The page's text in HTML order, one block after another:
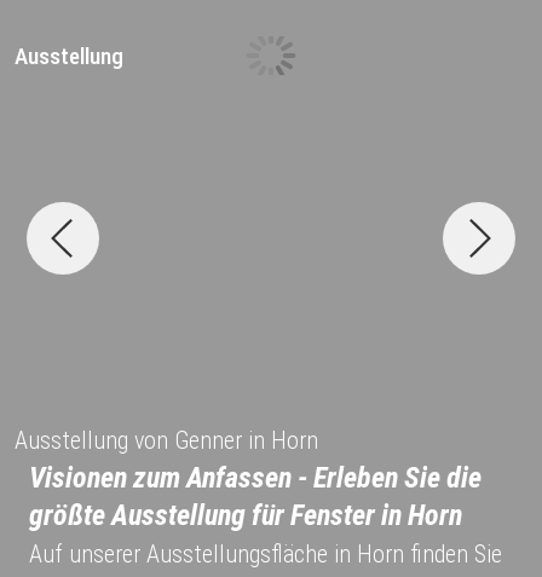
Visionen zum Anfassen - Erleben Sie die
größte Ausstellung für Fenster in Horn
Auf unserer Ausstellungsfläche in Horn finden Sie
Ausstellung
Ausstellung von Genner in Horn